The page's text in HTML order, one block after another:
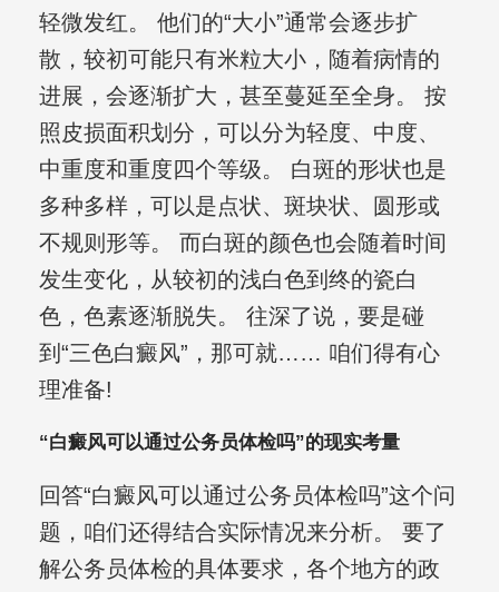
轻微发红。 他们的“大小”通常会逐步扩
散，较初可能只有米粒大小，随着病情的
进展，会逐渐扩大，甚至蔓延至全身。 按
照皮损面积划分，可以分为轻度、中度、
中重度和重度四个等级。 白斑的形状也是
多种多样，可以是点状、斑块状、圆形或
不规则形等。 而白斑的颜色也会随着时间
发生变化，从较初的浅白色到终的瓷白
色，色素逐渐脱失。 往深了说，要是碰
到“三色白癜风”，那可就…… 咱们得有心
理准备!
“白癜风可以通过公务员体检吗”的现实考量
回答“白癜风可以通过公务员体检吗”这个问
题，咱们还得结合实际情况来分析。 要了
解公务员体检的具体要求，各个地方的政